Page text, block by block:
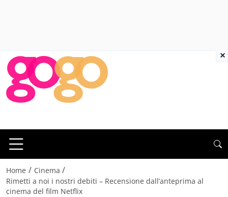
Home / Cinema /
Rimetti a noi i nostri debiti – Recensione dall’anteprima al
cinema del film Netflix
×